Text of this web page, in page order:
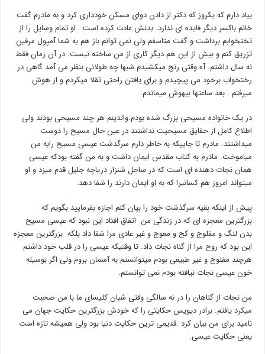
بیاد دارم که یکروز که دکتر از دادن دوای مسکن خودداری کرد و به مادرم گفت
خانم باکسر دیگر فایده ای ندارد. بدنش عادت کرده است . او تمام وسایل را از
تختخوابم برداشت و گفت متاسفم ولی نمی توانم باز هم به شما آمپول مرفین
تزریق کنم و بیش از این هم دیگر کاری از من ساخته نیست. در آن زمان فقط
نه سال داشتم. آه وقتی رنج میکشیدم شبها چه طولانی بنظر می آمد گاهی در
رختخواب برخود می پیچیدم و برای یافتن راحتی تقلا میکردم و از هوش
میرفتم . بعد ساعتها بیهوش میماندم.
در یک خانواده مسیحی بزرگ شده بودم.والدینم هر چند مسیحی بودند ولی
اطلاع کامل از حقایق مسیحیت نداشتند در عین حال مسیح را دوست
میداشتند. مادرم تا جاییکه به خاطر دارم سرگذشت عیسی مسیح رابه من
میاموخت. مادرم به کتاب مقدس ایمان داشت و به من گفته بودکه عیسی
همان نجات دهنده ای است که در ساحل شنزار دریاچه جلیل قدم میزد و او
میتواند امروز هم کسانیرا که به او ایمان دارند را شفا دهد.
پیش از اینکه بقیه سرگذشت خود را بیان کنم اجازه بفرمایید بگویم که
بزرگترین معجزه ای که در زندگی من اتفاق افتاد این نبود که عیسی مسیح
بدن لنگ و مفلوج و کج و معوج و غیر عادی مرا شفا داد بلکه بزرگترین معجزه
این بود که روح مرا از گناه نجات داد. تا وقتیکه عیسی را در قلب خود داشتم
هرچند مفلوج و غیر طبیعی بودم میتوانستم به آسمان بروم ولی اگر بوسیله
خون عیسی نجات نیافته بودم نمی توانستم.
من نجات از گناهان را در نه سالگی وقتی شبان کلیسای ما با من صحبت
میکرد یافتم. برادر دیویس حکایتی را که خودش بزرگترین حکایت جهان می
نامید برای من بیان کرد .قدیمی ترین حکایت دنیا بود ولی همیشه تازه است
یعنی حکایت عیسی.